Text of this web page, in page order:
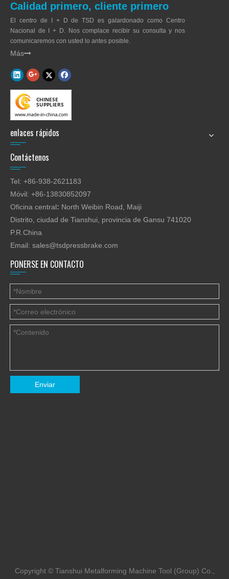
Calidad primero, cliente primero
El centro de I + D de TSD es galardonado como Centro
Nacional de I + D. Nos complace recibir su consulta y nos
comunicaremos con usted lo antes posible.
Más
enlaces rápidos
Contáctenos
Tel: +86-938-2621183
Móvil: +86-13830852097
Oficina central: North Weibin Road, Maiji
Distrito, ciudad de Tianshui, provincia de Gansu 741020
P.R.China
Email: sales@tsdpressbrake.com
PONERSE EN CONTACTO
Enviar
Copyright © Tianshui Metalforming Machine Tool (Group) Co.,